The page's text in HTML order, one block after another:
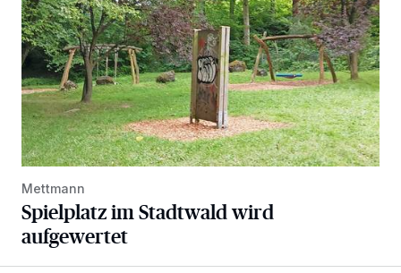
Mettmann
Spielplatz im Stadtwald wird
aufgewertet